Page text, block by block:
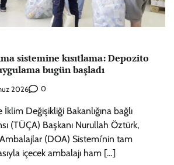
sistemine kısıtlama: Depozito
bugün başladı
2026 0
Değişikliği Bakanlığına bağlı
(TÜÇA) Başkanı Nurullah Öztürk,
(DOA) Sistemi’nin tam
içecek ambalajı ham […]